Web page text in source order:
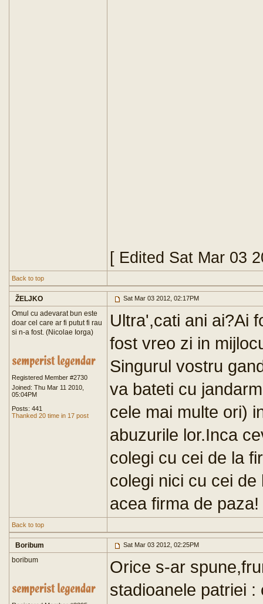
[ Edited Sat Mar 03
Back to top
ŽELJKO Sat Mar 03 2012, 02:17PM
Omul cu adevarat bun este
doar cel care ar fi putut fi rau
si n-a fost. (Nicolae Iorga)
Registered Member #2730
Joined: Thu Mar 11 2010,
05:04PM
Posts: 441
Thanked 20 time in 17 post
Ultra',cati ani ai?Ai
fost vreo zi in
Singurul vostru
va bateti cu
cele mai multe ori)
abuzurile lor.Inca
colegi cu cei de la
colegi nici cu cei
acea firma de paza!
Back to top
Boribum Sat Mar 03 2012, 02:25PM
boribum
Orice s-ar
stadioanele patriei